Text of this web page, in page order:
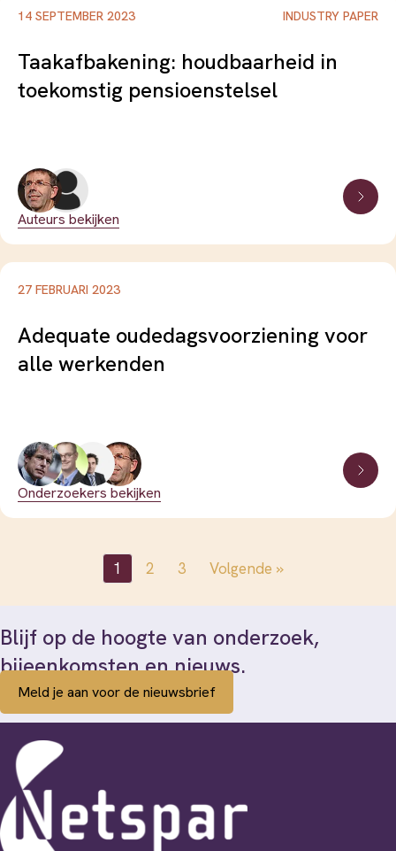
14 SEPTEMBER 2023 INDUSTRY PAPER
Taakafbakening: houdbaarheid in
toekomstig pensioenstelsel
Auteurs bekijken
27 FEBRUARI 2023
Adequate oudedagsvoorziening voor
alle werkenden
Onderzoekers bekijken
1 2 3 Volgende »
Blijf op de hoogte van onderzoek,
bijeenkomsten en nieuws.
Meld je aan voor de nieuwsbrief